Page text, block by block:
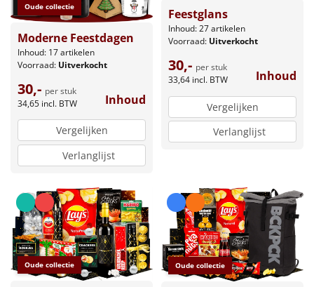
Oude collectie
Moderne Feestdagen
Inhoud: 17 artikelen
Voorraad: Uitverkocht
30,- per stuk
34,65 incl. BTW Inhoud
Vergelijken
Verlanglijst
Feestglans
Inhoud: 27 artikelen
Voorraad: Uitverkocht
30,- per stuk
33,64 incl. BTW Inhoud
Vergelijken
Verlanglijst
Oude collectie Oude collectie